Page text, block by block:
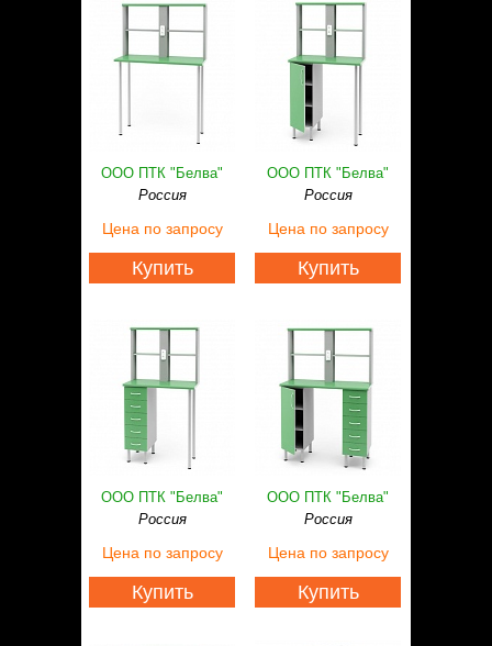
ООО ПТК "Белва"
Россия
Цена по запросу
Купить
ООО ПТК "Белва"
Россия
Цена по запросу
Купить
ООО ПТК "Белва"
Россия
Цена по запросу
Купить
ООО ПТК "Белва"
Россия
Цена по запросу
Купить